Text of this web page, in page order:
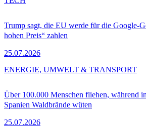
Trump sagt, die EU werde für die Google-
hohen Preis“ zahlen
25.07.2026
Über 100.000 Menschen fliehen, während
Spanien Waldbrände wüten
25.07.2026
ENERGIE, UMWELT & TRANSPORT